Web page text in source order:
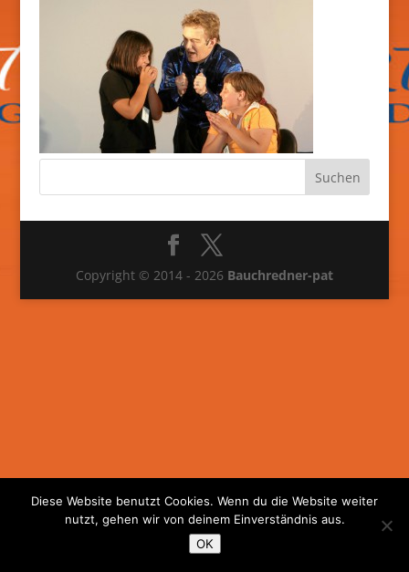
Copyright © 2014 - 2026 Bauchredner-pat
Diese Website benutzt Cookies. Wenn du die Website weiter
nutzt, gehen wir von deinem Einverständnis aus.
OK